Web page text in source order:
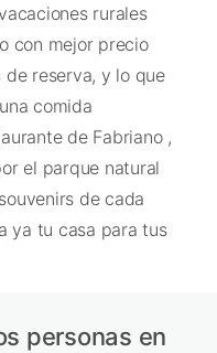
rurales
con mejor precio
reserva, y lo que
comida
de Fabriano ,
el parque natural
de cada
ya tu casa para tus
personas en